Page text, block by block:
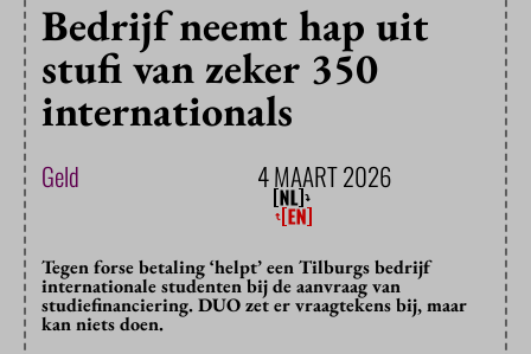
Bedrijf neemt hap uit
stufi van zeker 350
internationals
Geld 4 MAART 2026
Tegen forse betaling ‘helpt’ een Tilburgs bedrijf
internationale studenten bij de aanvraag van
studiefinanciering. DUO zet er vraagtekens bij, maar
kan niets doen.